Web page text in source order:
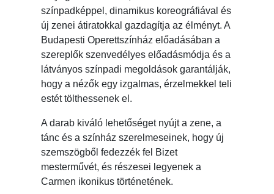
színpadképpel, dinamikus koreográfiával és
új zenei átiratokkal gazdagítja az élményt. A
Budapesti Operettszínház előadásában a
szereplők szenvedélyes előadásmódja és a
látványos színpadi megoldások garantálják,
hogy a nézők egy izgalmas, érzelmekkel teli
estét tölthessenek el.
A darab kiváló lehetőséget nyújt a zene, a
tánc és a színház szerelmeseinek, hogy új
szemszögből fedezzék fel Bizet
mesterművét, és részesei legyenek a
Carmen ikonikus történetének.